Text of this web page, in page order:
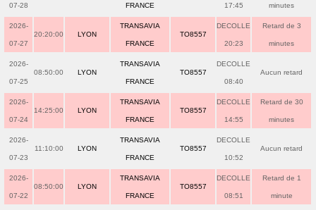
07-28 FRANCE 17:45 minutes
2026-
07-27
20:20:00 LYON
TRANSAVIA
FRANCE
TO8557
DECOLLE
20:23
Retard de 3
minutes
2026-
07-25
08:50:00 LYON
TRANSAVIA
FRANCE
TO8557
DECOLLE
08:40
Aucun retard
2026-
07-24
14:25:00 LYON
TRANSAVIA
FRANCE
TO8557
DECOLLE
14:55
Retard de 30
minutes
2026-
07-23
11:10:00 LYON
TRANSAVIA
FRANCE
TO8557
DECOLLE
10:52
Aucun retard
2026-
07-22
08:50:00 LYON
TRANSAVIA
FRANCE
TO8557
DECOLLE
08:51
Retard de 1
minute